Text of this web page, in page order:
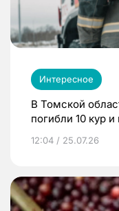
Интересное
В Томской
погибли 10 кур и
12:04 / 25.07.26